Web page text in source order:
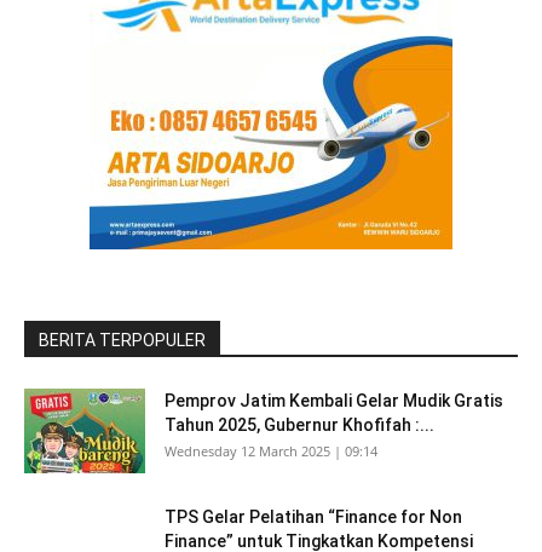
BERITA TERPOPULER
Pemprov Jatim Kembali Gelar Mudik Gratis
Tahun 2025, Gubernur Khofifah :...
Wednesday 12 March 2025 | 09:14
TPS Gelar Pelatihan “Finance for Non
Finance” untuk Tingkatkan Kompetensi